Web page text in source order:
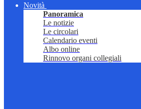
Novità
Panoramica
Le notizie
Le circolari
Calendario eventi
Albo online
Rinnovo organi collegiali